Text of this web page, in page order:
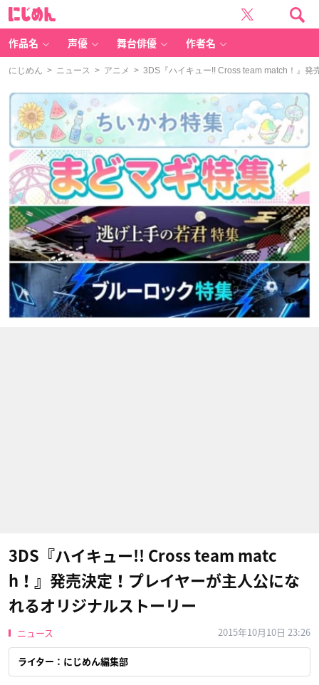
作品名 声優 舞台俳優 作者名
にじめん > ニュース > アニメ > 3DS『ハイキュー!! Cross team match！』発
3DS『ハイキュー!! Cross team matc
h！』発売決定！プレイヤーが主人公にな
れるオリジナルストーリー
ニュース 2015年10月10日 23:26
ライター：にじめん編集部